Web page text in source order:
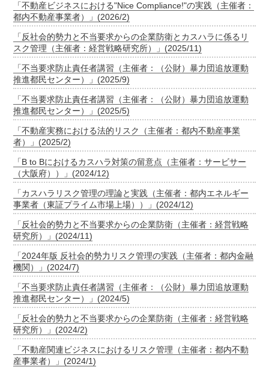
「不動産ビジネスにおける"Nice Compliance!"の実践（主催者：
都内不動産事業者）」(2026/2)
「反社会的勢力と不当要求からの企業防衛とカスハラに係るリ
スク管理（主催者：経営戦略研究所）」(2025/11)
「不当要求防止責任者講習（主催者：（公財）暴力団追放運動
推進都民センター）」(2025/9)
「不当要求防止責任者講習（主催者：（公財）暴力団追放運動
推進都民センター）」(2025/5)
「不動産実務における法的リスク（主催者：都内不動産事業
者）」(2025/2)
「B to Bにおけるカスハラ対策の留意点（主催者：サービサー
（大阪府））」(2024/12)
「カスハラリスク管理の理論と実践（主催者：都内エネルギー
事業者（東証プライム市場上場））」(2024/12)
「反社会的勢力と不当要求からの企業防衛（主催者：経営戦略
研究所）」(2024/11)
「2024年版 反社会的勢力リスク管理の実践（主催者：都内金融
機関）」(2024/7)
「不当要求防止責任者講習（主催者：（公財）暴力団追放運動
推進都民センター）」(2024/5)
「反社会的勢力と不当要求からの企業防衛（主催者：経営戦略
研究所）」(2024/2)
「不動産関連ビジネスにおけるリスク管理（主催者：都内不動
産事業者）」(2024/1)